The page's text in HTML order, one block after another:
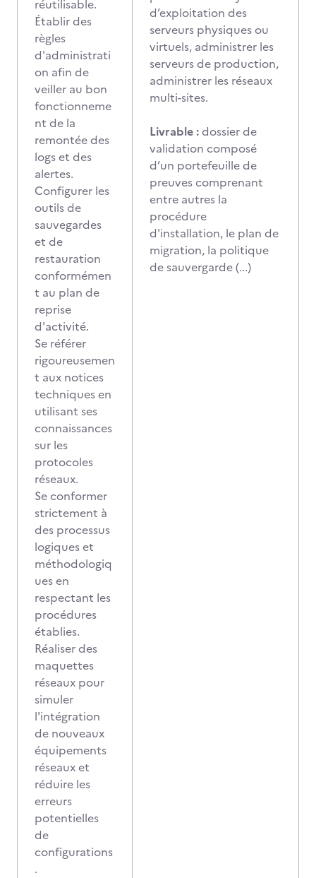
réutilisable.
Établir des
règles
d'administrati
on afin de
veiller au bon
fonctionneme
nt de la
remontée des
logs et des
alertes.
Configurer les
outils de
sauvegardes
et de
restauration
conformémen
t au plan de
reprise
d'activité.
Se référer
rigoureusemen
t aux notices
techniques en
utilisant ses
connaissances
sur les
protocoles
réseaux.
Se conformer
strictement à
des processus
logiques et
méthodologiq
ues en
respectant les
procédures
établies.
Réaliser des
maquettes
réseaux pour
simuler
l'intégration
de nouveaux
équipements
réseaux et
réduire les
erreurs
potentielles
de
configurations
.
d’exploitation des
serveurs physiques ou
virtuels, administrer les
serveurs de production,
administrer les réseaux
multi-sites.
Livrable :dossier de
validation composé
d’un portefeuille de
preuves comprenant
entre autres la
procédure
d'installation, le plan de
migration, la politique
de sauvergarde (...)